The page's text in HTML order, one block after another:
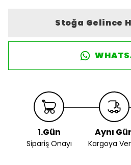
Stoğa Gelince
1.Gün
Sipariş Onayı
Aynı
Kargoya